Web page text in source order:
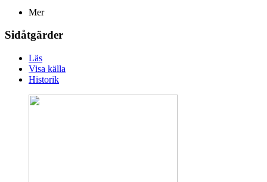
Mer
Sidåtgärder
Läs
Visa källa
Historik